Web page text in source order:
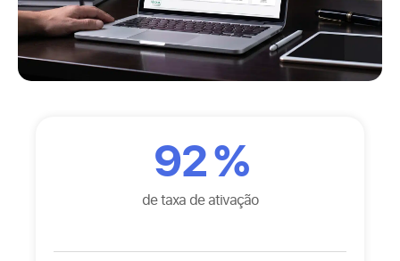
92%
de taxa de ativação